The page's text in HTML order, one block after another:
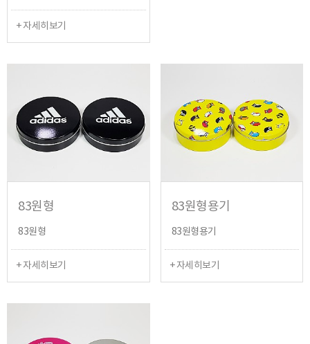
+ 자세히보기
83원형
83원형
+ 자세히보기
83원형용기
83원형용기
+ 자세히보기